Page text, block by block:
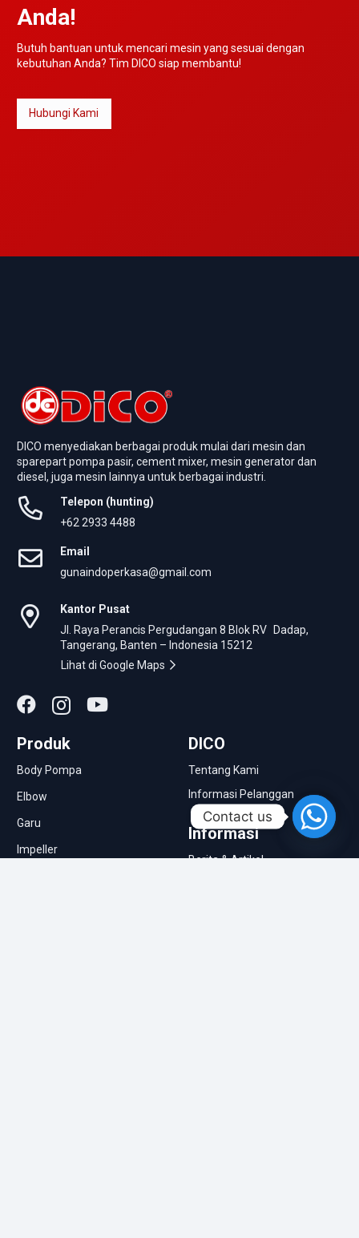
Anda!
Butuh bantuan untuk mencari mesin yang sesuai dengan
kebutuhan Anda? Tim DICO siap membantu!
Hubungi Kami
DICO menyediakan berbagai produk mulai dari mesin dan
sparepart pompa pasir, cement mixer, mesin generator dan
diesel, juga mesin lainnya untuk berbagai industri.
Telepon (hunting)
+62 2933 4488
Email
gunaindoperkasa@gmail.com
Kantor Pusat
Jl. Raya Perancis Pergudangan 8 Blok RV Dadap,
Tangerang, Banten – Indonesia 15212
Lihat di Google Maps
Produk
Body Pompa
Elbow
Garu
Impeller
DICO
Tentang Kami
Informasi Pelanggan
Informasi
Berita & Artikel
Contact us